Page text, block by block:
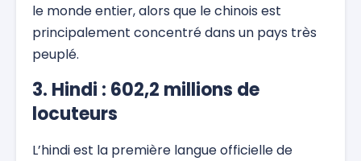
le monde entier, alors que le chinois est
principalement concentré dans un pays très
peuplé.
3. Hindi : 602,2 millions de
locuteurs
L’hindi est la première langue officielle de